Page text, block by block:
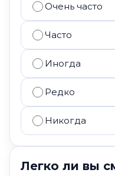
Очень часто
Часто
Иногда
Редко
Никогда
Легко ли вы